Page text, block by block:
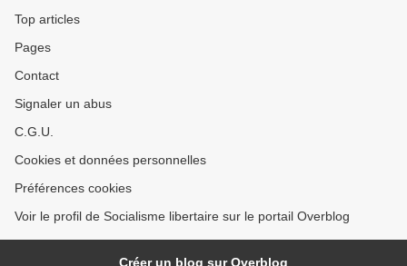
Top articles
Pages
Contact
Signaler un abus
C.G.U.
Cookies et données personnelles
Préférences cookies
Voir le profil de Socialisme libertaire sur le portail Overblog
Créer un blog sur Overblog